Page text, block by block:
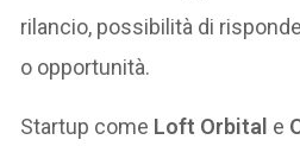
rilancio, possibilità di
o opportunità.
Startup come Loft Orbital e